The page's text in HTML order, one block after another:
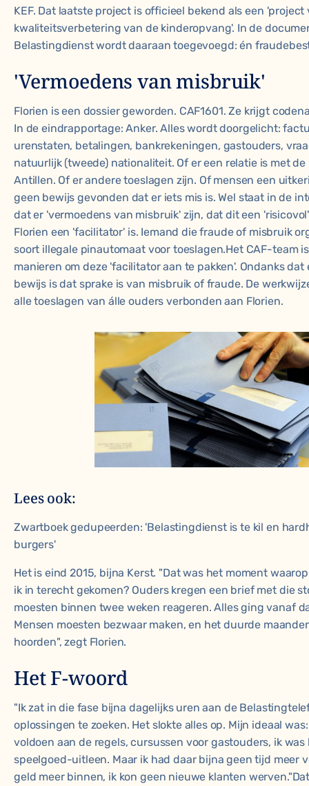
KEF. Dat laatste project is officieel bekend als een 'project
kwaliteitsverbetering van de kinderopvang'. In de
Belastingdienst wordt daaraan toegevoegd: én
'Vermoedens van misbruik'
Florien is een dossier geworden. CAF1601. Ze krijgt
In de eindrapportage: Anker. Alles wordt doorgelicht:
urenstaten, betalingen, bankrekeningen, gastouders,
natuurlijk (tweede) nationaliteit. Of er een relatie is met de
Antillen. Of er andere toeslagen zijn. Of mensen een
geen bewijs gevonden dat er iets mis is. Wel staat in de
dat er 'vermoedens van misbruik' zijn, dat dit een
Florien een 'facilitator' is. Iemand die fraude of misbruik
soort illegale pinautomaat voor toeslagen.Het CAF-team
manieren om deze 'facilitator aan te pakken'. Ondanks
bewijs is dat sprake is van misbruik of fraude. De
alle toeslagen van álle ouders verbonden aan Florien.
Lees ook:
Zwartboek gedupeerden: 'Belastingdienst is te kil en
burgers'
Het is eind 2015, bijna Kerst. "Dat was het moment
ik in terecht gekomen? Ouders kregen een brief met die
moesten binnen twee weken reageren. Alles ging vanaf
Mensen moesten bezwaar maken, en het duurde
hoorden", zegt Florien.
Het F-woord
"Ik zat in die fase bijna dagelijks uren aan de
oplossingen te zoeken. Het slokte alles op. Mijn ideaal
voldoen aan de regels, cursussen voor gastouders, ik was
speelgoed-uitleen. Maar ik had daar bijna geen tijd meer
geld meer binnen, ik kon geen nieuwe klanten